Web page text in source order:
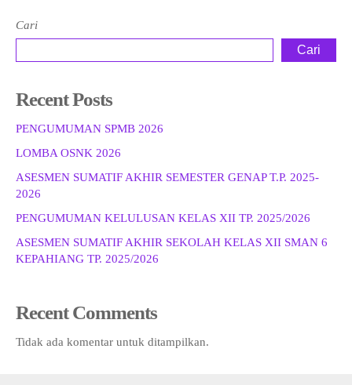
Cari
Cari
Recent Posts
PENGUMUMAN SPMB 2026
LOMBA OSNK 2026
ASESMEN SUMATIF AKHIR SEMESTER GENAP T.P. 2025-
2026
PENGUMUMAN KELULUSAN KELAS XII TP. 2025/2026
ASESMEN SUMATIF AKHIR SEKOLAH KELAS XII SMAN 6
KEPAHIANG TP. 2025/2026
Recent Comments
Tidak ada komentar untuk ditampilkan.